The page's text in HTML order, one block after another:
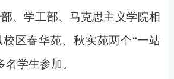
、学工部、马克思主义学院相
区春华苑、秋实苑两个“一站
学生参加。